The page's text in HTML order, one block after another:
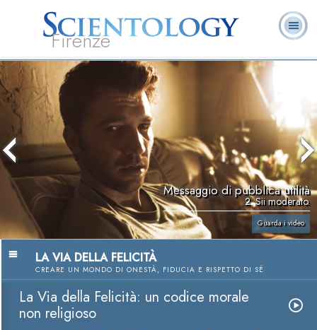
Firenze
L. Ron Hubbard:
Fondatore
Che cos’è
Scientology?
Domande
ricorrenti
Messaggio di pubblica utilità
2. Sii moderato.
Guarda i video
LA VIA DELLA FELICITÀ
CREARE UN MONDO DI ONESTÀ, FIDUCIA E RISPETTO DI SÉ
La Via della Felicità: un codice morale
non religioso